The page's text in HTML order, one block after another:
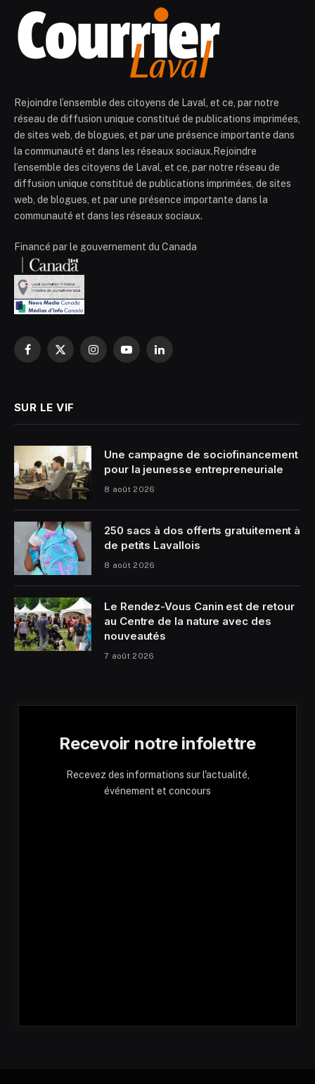
Rejoindre l’ensemble des citoyens de Laval, et ce, par notre
réseau de diffusion unique constitué de publications imprimées,
de sites web, de blogues, et par une présence importante dans
la communauté et dans les réseaux sociaux.Rejoindre
l’ensemble des citoyens de Laval, et ce, par notre réseau de
diffusion unique constitué de publications imprimées, de sites
web, de blogues, et par une présence importante dans la
communauté et dans les réseaux sociaux.
Financé par le gouvernement du Canada
Facebook
X
InstagramYouTubeLinkedIn
SUR LE VIF
Une campagne de sociofinancement
pour la jeunesse entrepreneuriale
8 août 2026
250 sacs à dos offerts gratuitement à
de petits Lavallois
8 août 2026
Le Rendez-Vous Canin est de retour
au Centre de la nature avec des
nouveautés
7 août 2026
Recevoir notre infolettre
Recevez des informations sur l'actualité,
événement et concours